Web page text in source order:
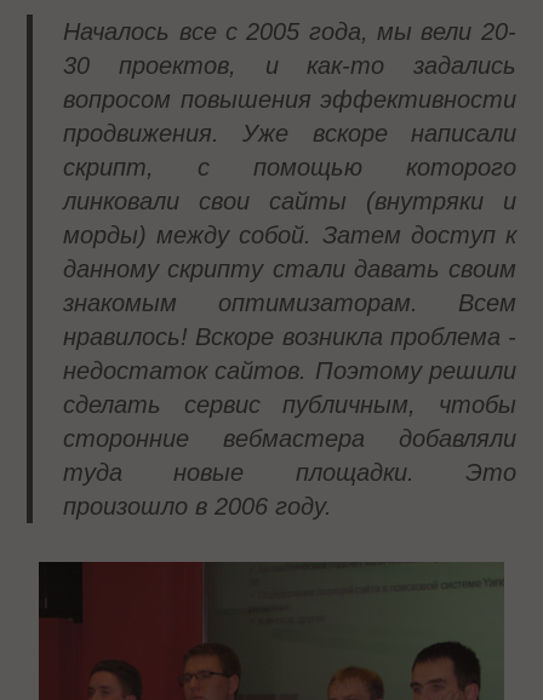
Началось все с 2005 года, мы вели 20-
30 проектов, и как-то задались
вопросом повышения эффективности
продвижения. Уже вскоре написали
скрипт, с помощью которого
линковали свои сайты (внутряки и
морды) между собой. Затем доступ к
данному скрипту стали давать своим
знакомым оптимизаторам. Всем
нравилось! Вскоре возникла проблема -
недостаток сайтов. Поэтому решили
сделать сервис публичным, чтобы
сторонние вебмастера добавляли
туда новые площадки. Это
произошло в 2006 году.